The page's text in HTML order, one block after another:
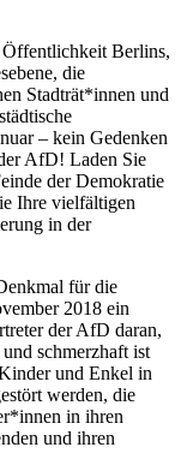
Berlins,
die
Stadträt*innen und
– kein Gedenken
AfD! Laden Sie
der Demokratie
Ihre vielfältigen
in der
für die
2018 ein
der AfD daran,
schmerzhaft ist
und Enkel in
werden, die
in ihren
und ihren